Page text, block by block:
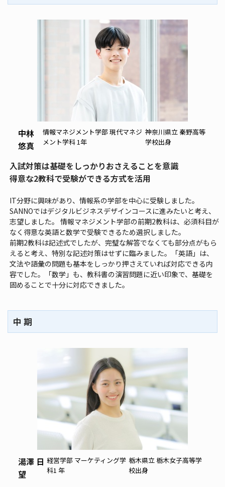
中林
悠真
情報マネジメント学部 現代マネジ
メント学科 1年
神奈川県立 秦野高等
学校出身
入試対策は基礎をしっかりおさえることを意識
得意な2教科で受験ができる方式を活用
IT分野に興味があり、情報系の学部を中心に受験しました。
SANNOではデジタルビジネスデザインコースに進みたいと考え、
志望しました。 情報マネジメント学部の前期2教科は、必須科目が
なく得意な英語と数学で受験できるため選択しました。
前期2教科は記述式でしたが、完璧な解答でなくても部分点がもら
えると考え、特別な記述対策はせずに臨みました。「英語」は、
文法や語彙の問題も基本をしっかり押さえていれば対応できる内
容でした。「数学」も、教科書の演習問題に近い印象で、基礎を
固めることで十分に対応できました。
中 期
湯澤 日
望
経営学部 マーケティング学
科1 年
栃木県立 栃木女子高等学
校出身